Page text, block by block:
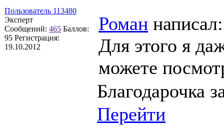
Пользователь 113480
Эксперт
Сообщений: 465 Баллов:
95 Регистрация:
19.10.2012
Роман написал:
Для этого я
можете
Благодарочка
Перейти